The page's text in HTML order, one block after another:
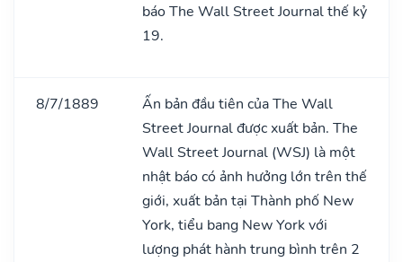
báo The Wall Street Journal thế kỷ
19.
8/7/1889
Ấn bản đầu tiên của The Wall
Street Journal được xuất bản. The
Wall Street Journal (WSJ) là một
nhật báo có ảnh hưởng lớn trên thế
giới, xuất bản tại Thành phố New
York, tiểu bang New York với
lượng phát hành trung bình trên 2